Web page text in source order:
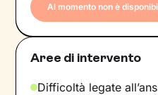
Al momento non è
Aree di intervento
Difficoltà legate